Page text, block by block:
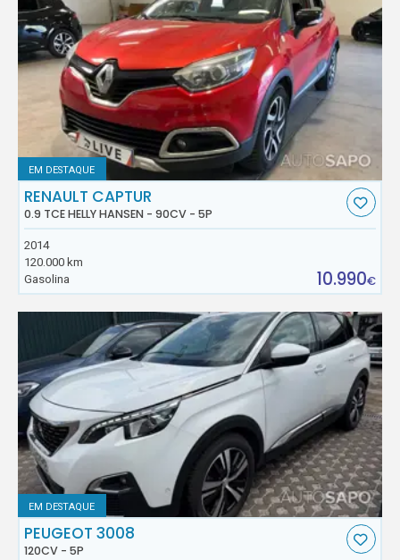
EM DESTAQUE
RENAULT CAPTUR
0.9 TCE HELLY HANSEN - 90CV - 5P
2014
120.000 km
Gasolina
10.990€
EM DESTAQUE
PEUGEOT 3008
120CV - 5P